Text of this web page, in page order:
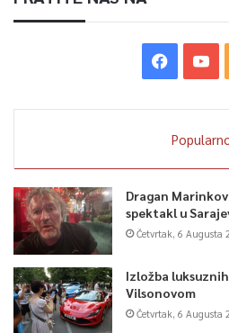
Dragan
spektakl u
Četvrtak, 6 Augusta
Izložba
Vilsonovom
Četvrtak, 6 Augusta